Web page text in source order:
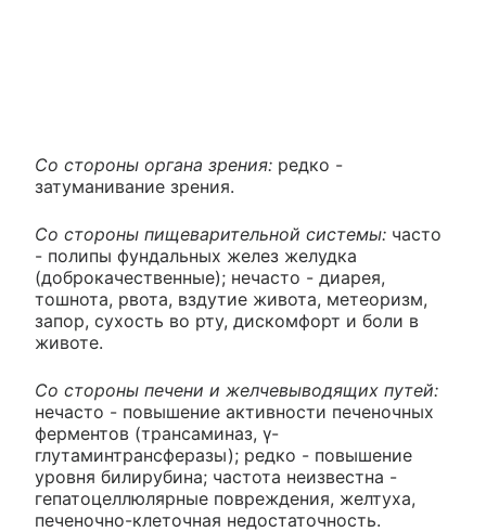
Со стороны органа зрения: редко -
затуманивание зрения.
Со стороны пищеварительной системы: часто
- полипы фундальных желез желудка
(доброкачественные); нечасто - диарея,
тошнота, рвота, вздутие живота, метеоризм,
запор, сухость во рту, дискомфорт и боли в
животе.
Со стороны печени и желчевыводящих путей:
нечасто - повышение активности печеночных
ферментов (трансаминаз, γ-
глутаминтрансферазы); редко - повышение
уровня билирубина; частота неизвестна -
гепатоцеллюлярные повреждения, желтуха,
печеночно-клеточная недостаточность.